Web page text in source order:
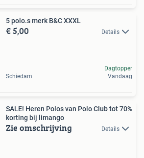
5 polo.s merk B&C XXXL
€ 5,00 Details
Schiedam
Dagtopper
Vandaag
SALE! Heren Polos van Polo Club tot 70%
korting bij limango
Zie omschrijving Details